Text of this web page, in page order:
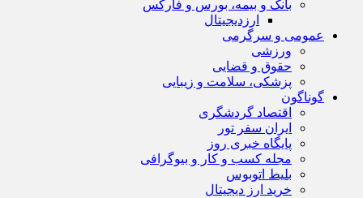
بانک و بیمه، بورس و فارکس
ارزدیجیتال
عمومی و سرگرمی
ورزشی
حقوق و قضایی
پزشکی، سلامت و زیبایی
گوناگون
اقتصاد گردشگری
ایران سفر تور
پایگاه خبری روز
مجله کسب و کار و بیوگرافی
بلیط اتوبوس
خرید ارز دیجیتال